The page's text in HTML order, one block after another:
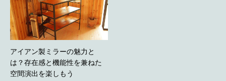
アイアン製ミラーの魅力と
は？存在感と機能性を兼ねた
空間演出を楽しもう